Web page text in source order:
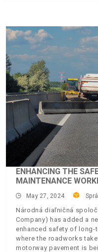
ENHANCING THE
MAINTENANCE
May 27, 2024
Národná diaľničná
Company) has added a
enhanced safety of
where the roadworks
motorway pavement is